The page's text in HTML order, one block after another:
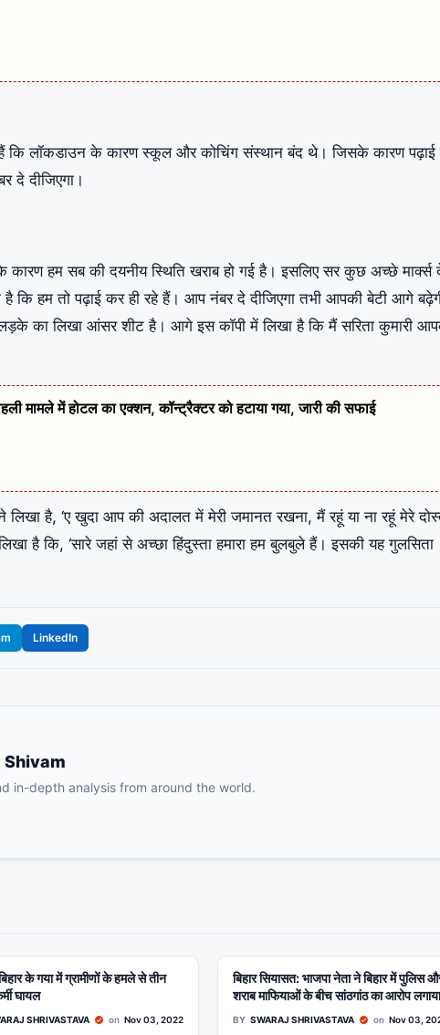
लॉकडाउन के कारण स्कूल और कोचिंग संस्थान बंद थे। जिसके कारण पढ़ाई
दे दीजिएगा।
हम सब की दयनीय स्थिति खराब हो गई है। इसलिए सर कुछ अच्छे मार्क्स
कि हम तो पढ़ाई कर ही रहे हैं। आप नंबर दे दीजिएगा तभी आपकी बेटी आगे
का लिखा आंसर शीट है। आगे इस कॉपी में लिखा है कि मैं सरिता कुमारी
मामले में होटल का एक्शन, कॉन्ट्रैक्टर को हटाया गया, जारी की सफाई
है, ‘ए खुदा आप की अदालत में मेरी जमानत रखना, मैं रहूं या ना रहूं मेरे
है कि, ‘सारे जहां से अच्छा हिंदुस्ता हमारा हम बुलबुले हैं। इसकी यह गुलसिता
LinkedIn
Shivam
in-depth analysis from around the world.
के गया में ग्रामीणों के हमले से तीन
घायल
SHRIVASTAVA on Nov 03, 2022
UNCATEGORIZED
बिहार सियासत: भाजपा नेता ने बिहार में पुलिस
शराब माफियाओं के बीच सांठगांठ का आरोप लगाया
BY SWARAJ SHRIVASTAVA on Nov 03,